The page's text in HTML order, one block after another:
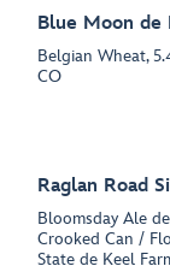
Blue Moon de
Belgian Wheat,
CO
Raglan Road
Bloomsday Ale
Crooked Can /
State de Keel